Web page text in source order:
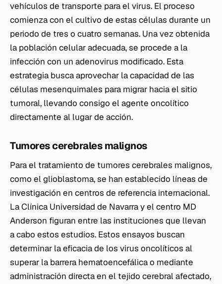
vehículos de transporte para el virus. El proceso
comienza con el cultivo de estas células durante un
periodo de tres o cuatro semanas. Una vez obtenida
la población celular adecuada, se procede a la
infección con un adenovirus modificado. Esta
estrategia busca aprovechar la capacidad de las
células mesenquimales para migrar hacia el sitio
tumoral, llevando consigo el agente oncolítico
directamente al lugar de acción.
Tumores cerebrales malignos
Para el tratamiento de tumores cerebrales malignos,
como el glioblastoma, se han establecido líneas de
investigación en centros de referencia internacional.
La Clínica Universidad de Navarra y el centro MD
Anderson figuran entre las instituciones que llevan
a cabo estos estudios. Estos ensayos buscan
determinar la eficacia de los virus oncolíticos al
superar la barrera hematoencefálica o mediante
administración directa en el tejido cerebral afectado,